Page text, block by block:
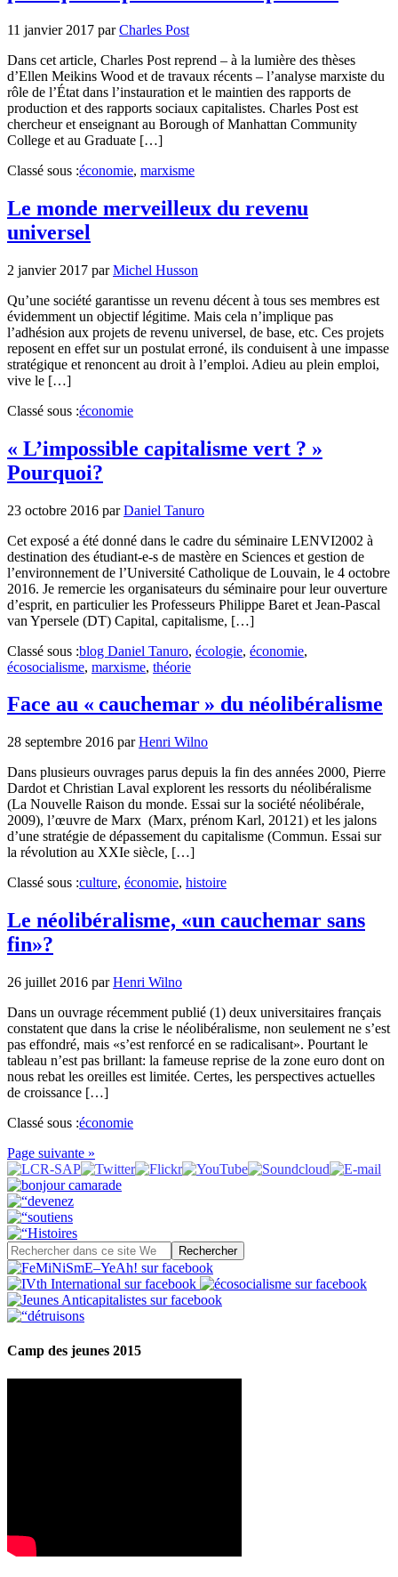
11 janvier 2017 parCharles Post
Dans cet article, Charles Post reprend – à la lumière des thèses
d’Ellen Meikins Wood et de travaux récents – l’analyse marxiste du
rôle de l’État dans l’instauration et le maintien des rapports de
production et des rapports sociaux capitalistes. Charles Post est
chercheur et enseignant au Borough of Manhattan Community
College et au Graduate […]
Classé sous :économie, marxisme
Le monde merveilleux du revenu
universel
2 janvier 2017 parMichel Husson
Qu’une société garantisse un revenu décent à tous ses membres est
évidemment un objectif légitime. Mais cela n’implique pas
l’adhésion aux projets de revenu universel, de base, etc. Ces projets
reposent en effet sur un postulat erroné, ils conduisent à une impasse
stratégique et renoncent au droit à l’emploi. Adieu au plein emploi,
vive le […]
Classé sous :économie
« L’impossible capitalisme vert ? »
Pourquoi?
23 octobre 2016 parDaniel Tanuro
Cet exposé a été donné dans le cadre du séminaire LENVI2002 à
destination des étudiant-e-s de mastère en Sciences et gestion de
l’environnement de l’Université Catholique de Louvain, le 4 octobre
2016. Je remercie les organisateurs du séminaire pour leur ouverture
d’esprit, en particulier les Professeurs Philippe Baret et Jean-Pascal
van Ypersele (DT) Capital, capitalisme, […]
Classé sous :blog Daniel Tanuro, écologie, économie,
écosocialisme, marxisme, théorie
Face au « cauchemar » du néolibéralisme
28 septembre 2016 parHenri Wilno
Dans plusieurs ouvrages parus depuis la fin des années 2000, Pierre
Dardot et Christian Laval explorent les ressorts du néolibéralisme
(La Nouvelle Raison du monde. Essai sur la société néolibérale,
2009), l’œuvre de Marx (Marx, prénom Karl, 20121) et les jalons
d’une stratégie de dépassement du capitalisme (Commun. Essai sur
la révolution au XXIe siècle, […]
Classé sous :culture, économie, histoire
Le néolibéralisme, «un cauchemar sans
fin»?
26 juillet 2016 parHenri Wilno
Dans un ouvrage récemment publié (1) deux universitaires français
constatent que dans la crise le néolibéralisme, non seulement ne s’est
pas effondré, mais «s’est renforcé en se radicalisant». Pourtant le
tableau n’est pas brillant: la fameuse reprise de la zone euro dont on
nous rebat les oreilles est limitée. Certes, les perspectives actuelles
de croissance […]
Classé sous :économie
Page suivante »
Camp des jeunes 2015